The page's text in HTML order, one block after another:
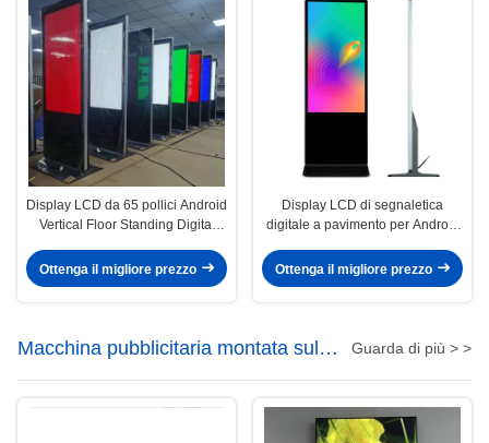
Display LCD da 65 pollici Android
Vertical Floor Standing Digital
pubblicitaria
Ottenga il migliore prezzo
Display LCD di segnaletica
digitale a pavimento per Android
Ottenga il migliore prezzo
Macchina pubblicitaria montata sul
muro
Guarda di più > >